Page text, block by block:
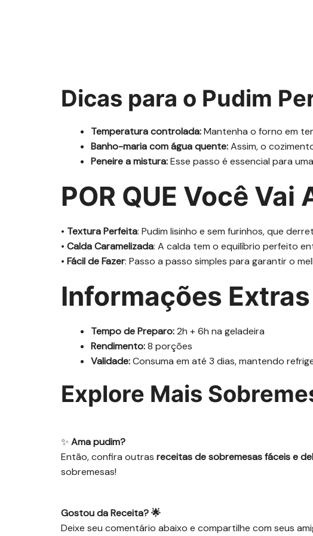
Dicas para o Pudim
Temperatura controlada:Mantenha o forno em
Banho-maria com água quente:Assim, o
Peneire a mistura:Esse passo é essencial para
POR QUE Você
• Textura Perfeita: Pudim lisinho e sem furinhos, que
• Calda Caramelizada: A calda tem o equilíbrio perfeito
• Fácil de Fazer: Passo a passo simples para garantir o
Informações
Tempo de Preparo:2h + 6h na geladeira
Rendimento:8 porções
Validade:Consuma em até 3 dias, mantendo
Explore Mais
✨ Ama pudim?
Então, confira outras receitas de sobremesas fáceis e
sobremesas!
Gostou da Receita? 🌟
Deixe seu comentário abaixo e compartilhe com seus